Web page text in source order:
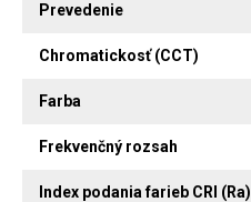
Prevedenie
Chromatickosť (CCT)
Farba
Frekvenčný rozsah
Index podania farieb CRI (Ra)